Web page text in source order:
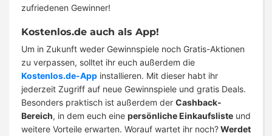
zufriedenen Gewinner!
Kostenlos.de auch als App!
Um in Zukunft weder Gewinnspiele noch Gratis-Aktionen
zu verpassen, solltet ihr euch außerdem die
Kostenlos.de-App installieren. Mit dieser habt ihr
jederzeit Zugriff auf neue Gewinnspiele und gratis Deals.
Besonders praktisch ist außerdem der Cashback-
Bereich, in dem euch eine persönliche Einkaufsliste und
weitere Vorteile erwarten. Worauf wartet ihr noch?Werdet